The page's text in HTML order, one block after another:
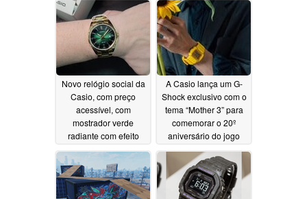
Novo relógio social da
Casio, com preço
acessível, com
mostrador verde
radiante com efeito
sunburst e luneta
canelada, é lançado
nos EUA07/22/2026
A Casio lança um G-
Shock exclusivo com o
tema “Mother 3” para
comemorar o 20º
aniversário do jogo
07/17/2026